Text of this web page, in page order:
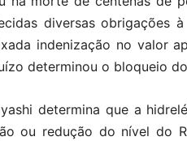
diversas obrigações
indenização no valor
determinou o bloqueio
determina que a
ou redução do nível do